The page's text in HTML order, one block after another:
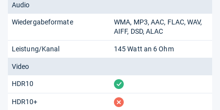
Audio
Wiedergabeformate WMA MP3 AAC FLAC WAV
AIFF DSD ALAC
Leistung/Kanal 145 Watt an 6 Ohm
Video
HDR10 vorhanden
HDR10+ fehlt